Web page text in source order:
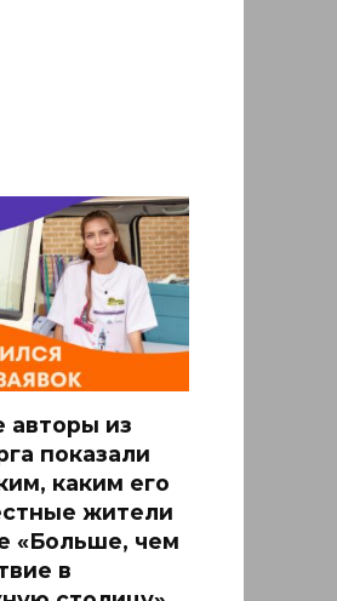
из
показали
каким его
жители
«Больше, чем
в